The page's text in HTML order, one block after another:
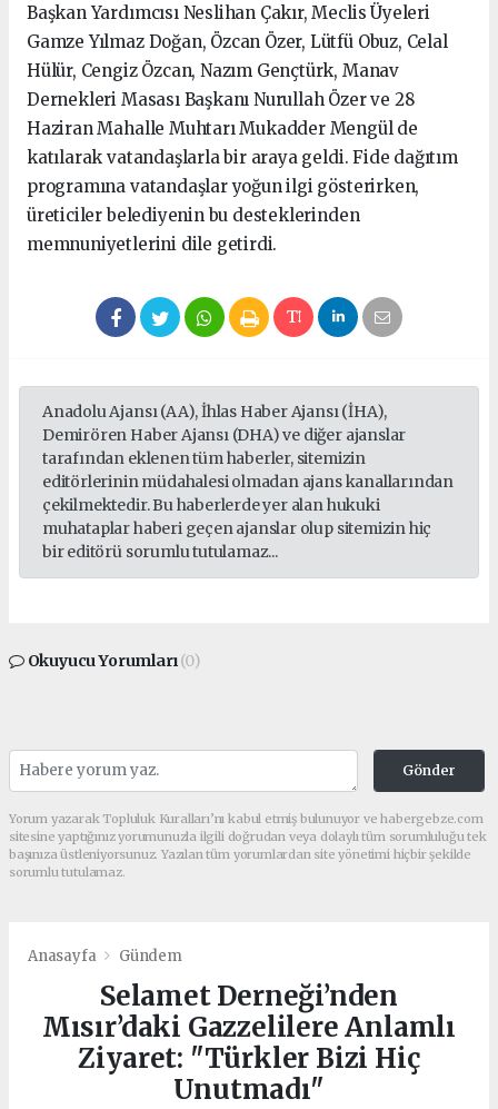
Başkan Yardımcısı Neslihan Çakır, Meclis Üyeleri
Gamze Yılmaz Doğan, Özcan Özer, Lütfü Obuz, Celal
Hülür, Cengiz Özcan, Nazım Gençtürk, Manav
Dernekleri Masası Başkanı Nurullah Özer ve 28
Haziran Mahalle Muhtarı Mukadder Mengül de
katılarak vatandaşlarla bir araya geldi. Fide dağıtım
programına vatandaşlar yoğun ilgi gösterirken,
üreticiler belediyenin bu desteklerinden
memnuniyetlerini dile getirdi.
Anadolu Ajansı (AA), İhlas Haber Ajansı (İHA),
Demirören Haber Ajansı (DHA) ve diğer ajanslar
tarafından eklenen tüm haberler, sitemizin
editörlerinin müdahalesi olmadan ajans kanallarından
çekilmektedir. Bu haberlerde yer alan hukuki
muhataplar haberi geçen ajanslar olup sitemizin hiç
bir editörü sorumlu tutulamaz...
Okuyucu Yorumları(0)
Gönder
Yorum yazarak Topluluk Kuralları’nı kabul etmiş bulunuyor ve habergebze.com
sitesine yaptığınız yorumunuzla ilgili doğrudan veya dolaylı tüm sorumluluğu tek
başınıza üstleniyorsunuz. Yazılan tüm yorumlardan site yönetimi hiçbir şekilde
sorumlu tutulamaz.
Anasayfa Gündem
Selamet Derneği’nden
Mısır’daki Gazzelilere Anlamlı
Ziyaret: "Türkler Bizi Hiç
Unutmadı"